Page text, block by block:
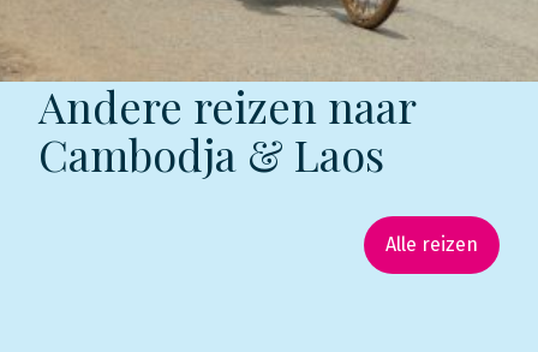
Andere reizen naar
Cambodja & Laos
Alle reizen